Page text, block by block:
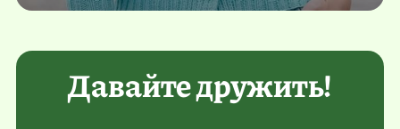
Давайте дружить!